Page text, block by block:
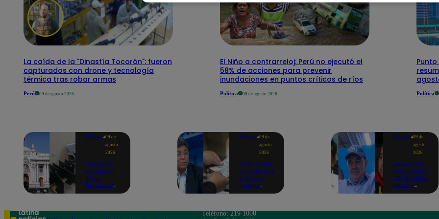
La caída de la "Dinastía Tocorón": fueron
capturados con drone y tecnología
térmica tras robar armas
Perú 09 de agosto 2026
El Niño a contrarreloj: Perú no ejecutó el
58% de acciones para prevenir
inundaciones en puntos críticos de ríos
Política 09 de agosto 2026 Política
Política 09 de
agosto
2026
Congreso
bicameral
inicia
funciones
precarias y
Política 09 de
agosto
2026
Elmer Cuba
plantea que
el sueldo
mínimo
del 2026 y
Política 09 de
agosto
2026
¿Reelección
encubierta?:
135 alcaldes
buscan
primeros
Teléfono: 219 1000